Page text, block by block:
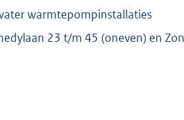
warmtepompinstallaties
23 t/m 45 (oneven) en